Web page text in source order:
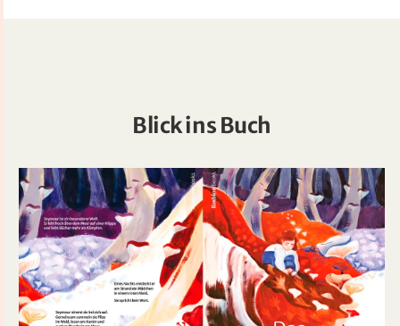
Blick ins Buch